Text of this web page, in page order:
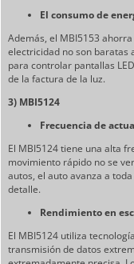
El consumo de
Además, el MBI5153
electricidad no son baratas
para controlar pantallas
de la factura de la luz.
3) MBI5124
Frecuencia de
El MBI5124 tiene una alta
movimiento rápido no se
autos, el auto avanza a
detalle.
Rendimiento en
El MBI5124 utiliza
transmisión de datos